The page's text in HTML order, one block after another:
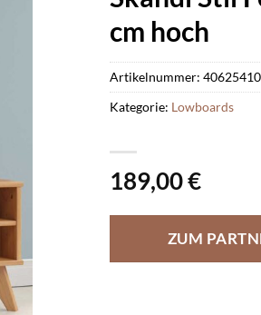
cm hoch
189,00€
ZUM
Artikelnummer:
Kategorie: Lowboards